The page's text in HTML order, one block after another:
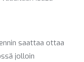
saattaa ottaa
jolloin